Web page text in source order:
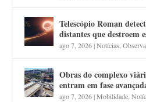
Telescópio Roman
distantes que destroem
ago 7, 2026|Notícias,
Obras do complexo
entram em fase
ago 7, 2026|Mobilidade,